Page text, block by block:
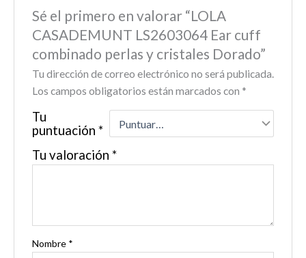
Sé el primero en valorar “LOLA
CASADEMUNT LS2603064 Ear cuff
combinado perlas y cristales Dorado”
Tu dirección de correo electrónico no será publicada.
Los campos obligatorios están marcados con *
Tu
puntuación *
Tu valoración *
Nombre *